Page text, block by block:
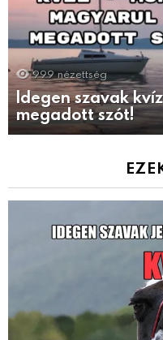
999 nézettség
Idegen szavak
megadott szót!